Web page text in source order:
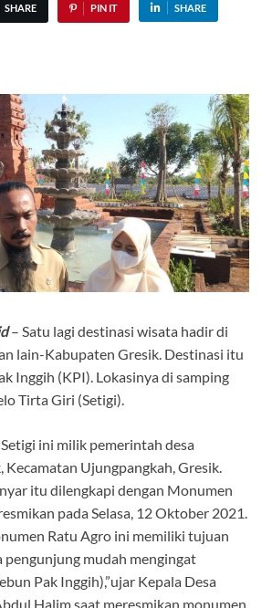
SHARE PIN IT SHARE
– Satu lagi destinasi wisata hadir di
lain-Kabupaten Gresik. Destinasi itu
Inggih (KPI). Lokasinya di samping
Tirta Giri (Setigi).
ini milik pemerintah desa
Kecamatan Ujungpangkah, Gresik.
itu dilengkapi dengan Monumen
pada Selasa, 12 Oktober 2021.
Ratu Agro ini memiliki tujuan
pengunjung mudah mengingat
Pak Inggih),”ujar Kepala Desa
Halim saat meresmikan monumen